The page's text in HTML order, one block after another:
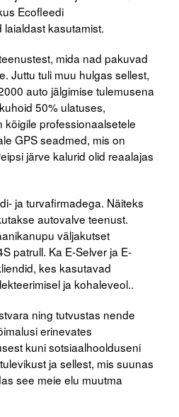
Ecofleedi
kasutamist.
mida nad pakuvad
Juttu tuli muu hulgas sellest,
auto jälgimise tulemusena
50% ulatuses,
professionaalsetele
GPS seadmed, mis on
järve kalurid olid reaalajas
ja turvafirmadega. Näiteks
autovalve teenust.
väljakutset
patrull. Ka E-Selver ja E-
kes kasutavad
ja kohaleveol..
ning tutvustas nende
erinevates
kuni sotsiaalhoolduseni
ja sellest, mis suunas
see meie elu muutma